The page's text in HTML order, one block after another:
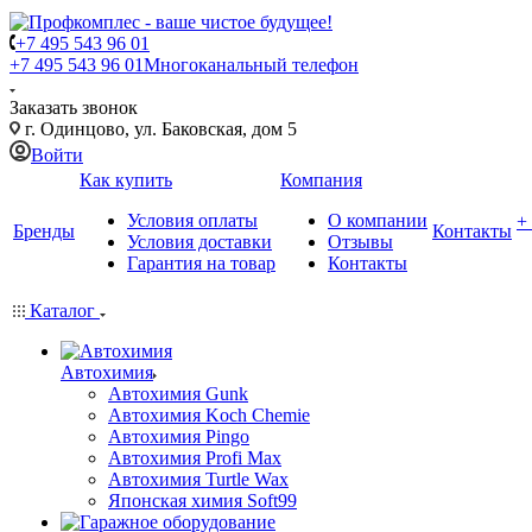
+7 495 543 96 01
+7 495 543 96 01Многоканальный телефон
Заказать звонок
г. Одинцово, ул. Баковская, дом 5
Войти
Бренды
Как купить
Условия оплаты
Условия доставки
Гарантия на товар
Компания
О компании
Отзывы
Контакты
Контакты
Каталог
Автохимия
Автохимия Gunk
Автохимия Koch Chemie
Автохимия Pingo
Автохимия Profi Max
Автохимия Turtle Wax
Японская химия Soft99